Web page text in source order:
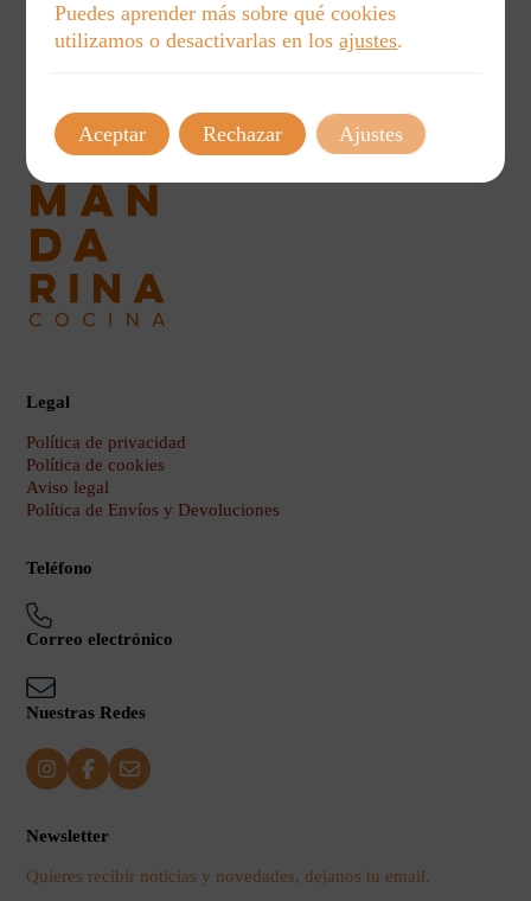
Ver talleres
Legal
Política de privacidad
Política de cookies
Aviso legal
Política de Envíos y Devoluciones
Teléfono
Correo electrónico
Nuestras Redes
Newsletter
Quieres recibir noticias y novedades, dejanos tu email.
Puedes aprender más sobre qué cookies
utilizamos o desactivarlas en losajustes.
Aceptar Rechazar Ajustes